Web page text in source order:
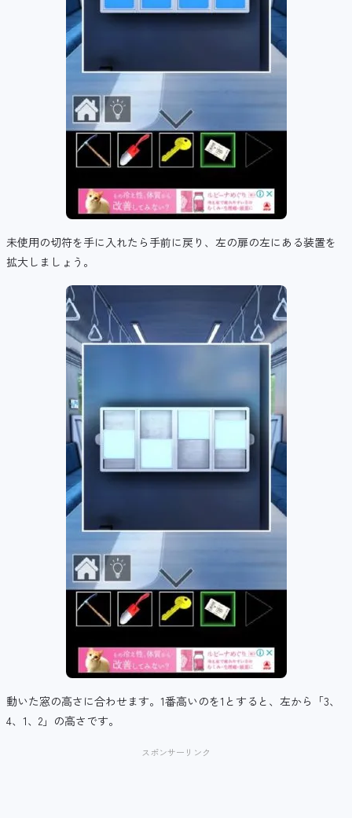
未使用の切符を手に入れたら手前に戻り、左の扉の左にある装置を
拡大しましょう。
動いた窓の高さに合わせます。1番高いのを1とすると、左から「3、
4、1、2」の高さです。
スポンサーリンク